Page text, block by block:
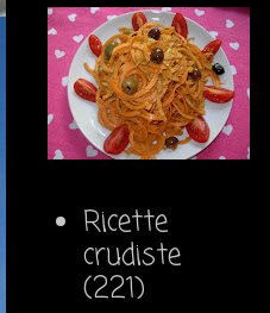
Ricette
crudiste
(221)